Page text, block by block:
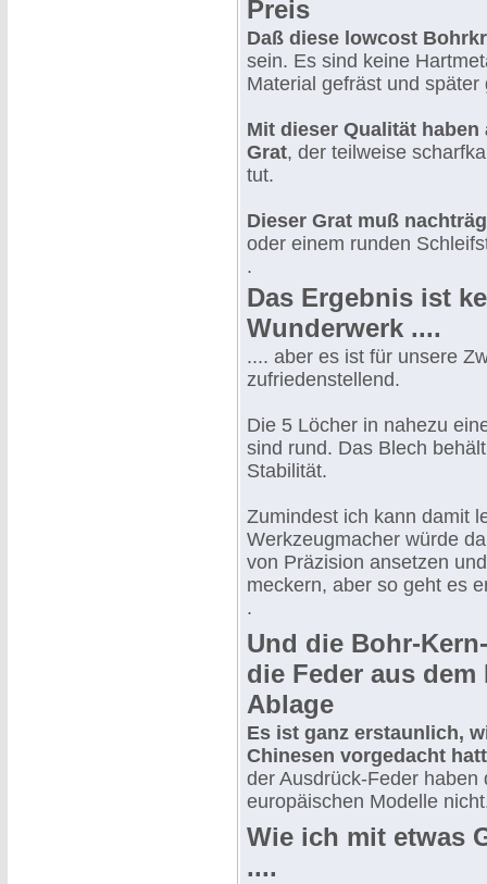
Preis
Daß diese lowcost
sein. Es sind keine
Material gefräst und später
Mit dieser Qualität
Grat, der teilweise
tut.
Dieser Grat muß
oder einem runden
.
Das Ergebnis ist
Wunderwerk ....
.... aber es ist für unsere
zufriedenstellend.
Die 5 Löcher in nahezu
sind rund. Das Blech
Stabilität.
Zumindest ich kann damit
Werkzeugmacher würde
von Präzision ansetzen
meckern, aber so geht es
.
Und die Bohr-
die Feder aus
Ablage
Es ist ganz erstaunlich,
Chinesen vorgedacht
der Ausdrück-Feder haben
europäischen Modelle
Wie ich mit etwas
....